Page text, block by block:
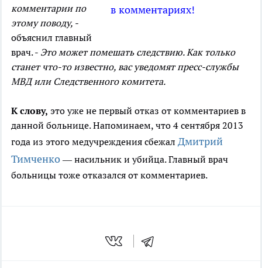
в комментариях!
комментарии по
этому поводу, -
объяснил главный
врач. - Это может помешать следствию. Как только
станет что-то известно, вас уведомят пресс-службы
МВД или Следственного комитета.
К слову, это уже не первый отказ от комментариев в
данной больнице. Напоминаем, что 4 сентября 2013
года из этого медучреждения сбежал Дмитрий
Тимченко — насильник и убийца. Главный врач
больницы тоже отказался от комментариев.